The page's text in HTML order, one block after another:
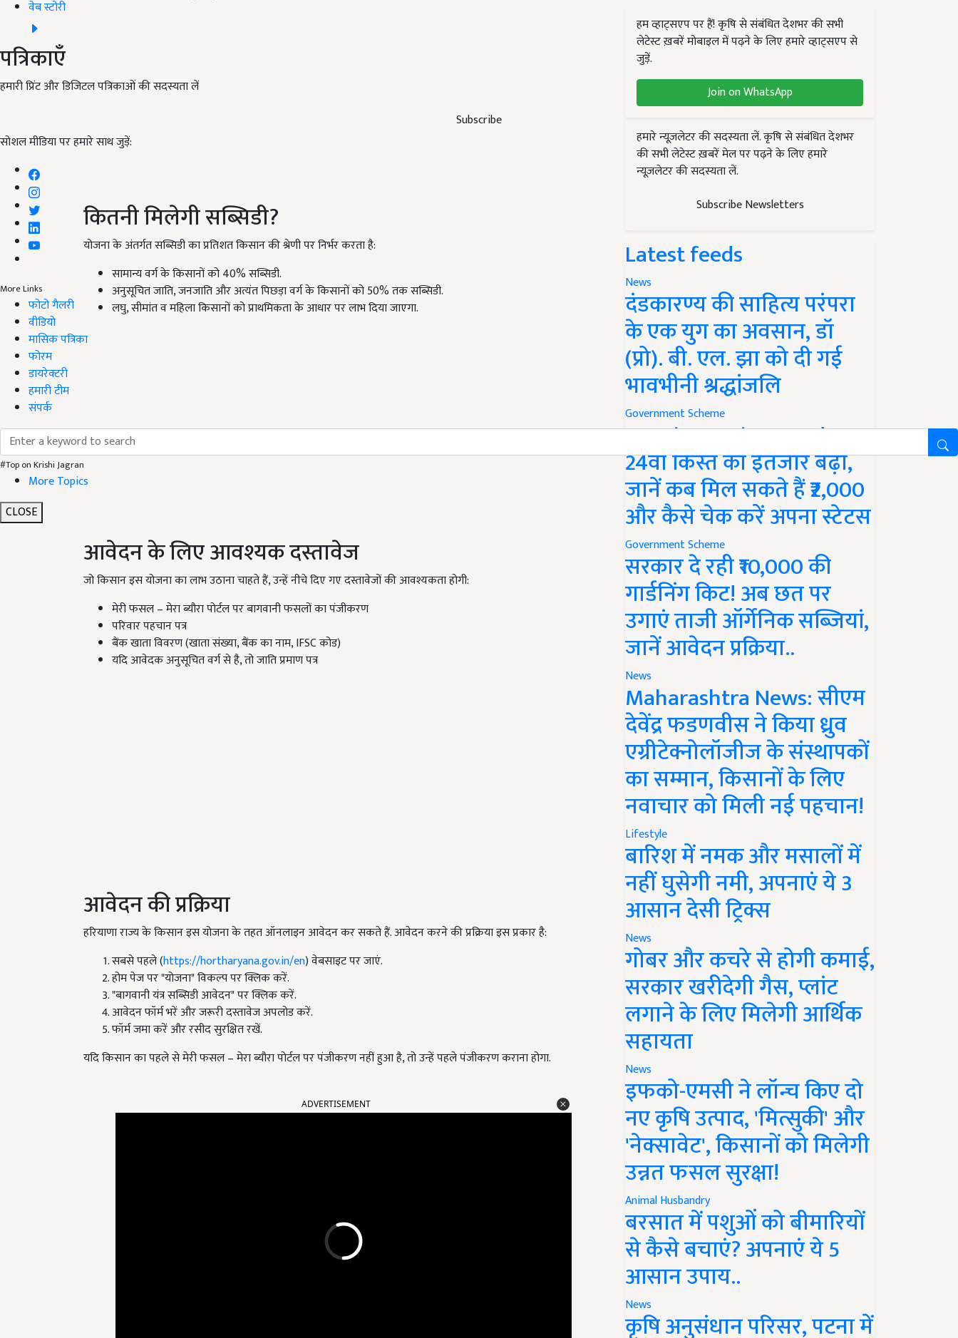
वेब स्टोरी
पत्रिकाएँ
हमारी प्रिंट और डिजिटल पत्रिकाओं की सदस्यता लें
Subscribe
सोशल मीडिया पर हमारे साथ जुड़ें:
More Links
फोटो गैलरी
वीडियो
मासिक पत्रिका
फोरम
डायरेक्टरी
हमारी टीम
संपर्क
#Top on Krishi Jagran
More Topics
CLOSE
कितनी मिलेगी सब्सिडी?
योजना के अंतर्गत सब्सिडी का प्रतिशत किसान की श्रेणी पर निर्भर करता है:
सामान्य वर्ग के किसानों को 40% सब्सिडी.
अनुसूचित जाति, जनजाति और अत्यंत पिछड़ा वर्ग के किसानों को 50% तक सब्सिडी.
लघु, सीमांत व महिला किसानों को प्राथमिकता के आधार पर लाभ दिया जाएगा.
आवेदन के लिए आवश्यक दस्तावेज
जो किसान इस योजना का लाभ उठाना चाहते हैं, उन्हें नीचे दिए गए दस्तावेजों की आवश्यकता होगी:
मेरी फसल – मेरा ब्यौरा पोर्टल पर बागवानी फसलों का पंजीकरण
परिवार पहचान पत्र
बैंक खाता विवरण (खाता संख्या, बैंक का नाम, IFSC कोड)
यदि आवेदक अनुसूचित वर्ग से है, तो जाति प्रमाण पत्र
आवेदन की प्रक्रिया
हरियाणा राज्य के किसान इस योजना के तहत ऑनलाइन आवेदन कर सकते हैं. आवेदन करने की प्रक्रिया इस प्रकार है:
सबसे पहले (https://hortharyana.gov.in/en) वेबसाइट पर जाएं.
होम पेज पर "योजना" विकल्प पर क्लिक करें.
"बागवानी यंत्र सब्सिडी आवेदन" पर क्लिक करें.
आवेदन फॉर्म भरें और जरूरी दस्तावेज अपलोड करें.
फॉर्म जमा करें और रसीद सुरक्षित रखें.
यदि किसान का पहले से मेरी फसल – मेरा ब्यौरा पोर्टल पर पंजीकरण नहीं हुआ है, तो उन्हें पहले पंजीकरण कराना होगा.
हम व्हाट्सएप पर हैं! कृषि से संबंधित देशभर की सभी
लेटेस्ट ख़बरें मोबाइल में पढ़ने के लिए हमारे व्हाट्सएप से
जुड़ें.
Join on WhatsApp
हमारे न्यूज़लेटर की सदस्यता लें. कृषि से संबंधित देशभर
की सभी लेटेस्ट ख़बरें मेल पर पढ़ने के लिए हमारे
न्यूज़लेटर की सदस्यता लें.
Subscribe Newsletters
Latest feeds
News
दंडकारण्य की साहित्य परंपरा
के एक युग का अवसान, डॉ
(प्रो). बी. एल. झा को दी गई
भावभीनी श्रद्धांजलि
Government Scheme
PM Kisan Yojana Update:
24वीं किस्त का इंतजार बढ़ा,
जानें कब मिल सकते हैं ₹2,000
और कैसे चेक करें अपना स्टेटस
Government Scheme
सरकार दे रही ₹10,000 की
गार्डनिंग किट! अब छत पर
उगाएं ताजी ऑर्गेनिक सब्जियां,
जानें आवेदन प्रक्रिया..
News
Maharashtra News: सीएम
देवेंद्र फडणवीस ने किया ध्रुव
एग्रीटेक्नोलॉजीज के संस्थापकों
का सम्मान, किसानों के लिए
नवाचार को मिली नई पहचान!
Lifestyle
बारिश में नमक और मसालों में
नहीं घुसेगी नमी, अपनाएं ये 3
आसान देसी ट्रिक्स
News
गोबर और कचरे से होगी कमाई,
सरकार खरीदेगी गैस, प्लांट
लगाने के लिए मिलेगी आर्थिक
सहायता
News
इफको-एमसी ने लॉन्च किए दो
नए कृषि उत्पाद, 'मित्सुकी' और
'नेक्सावेट', किसानों को मिलेगी
उन्नत फसल सुरक्षा!
Animal Husbandry
बरसात में पशुओं को बीमारियों
से कैसे बचाएं? अपनाएं ये 5
आसान उपाय..
News
कृषि अनुसंधान परिसर, पटना में